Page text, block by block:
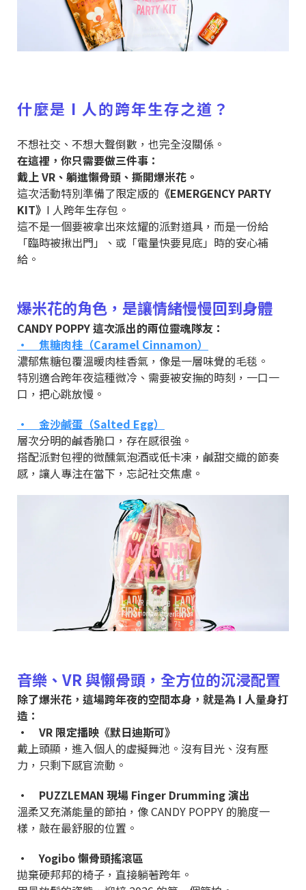
什麼是 I 人的跨年生存之道？
不想社交、不想大聲倒數，也完全沒關係。
在這裡，你只需要做三件事：
戴上 VR、躺進懶骨頭、撕開爆米花。
這次活動特別準備了限定版的 《EMERGENCY PARTY
KIT》 I 人跨年生存包。
這不是一個要被拿出來炫耀的派對道具，而是一份給
「臨時被揪出門」、或「電量快要見底」時的安心補
給。
爆米花的角色，是讓情緒慢慢回到身體
CANDY POPPY 這次派出的兩位靈魂隊友：
• 焦糖肉桂（Caramel Cinnamon）
濃郁焦糖包覆溫暖肉桂香氣，像是一層味覺的毛毯。
特別適合跨年夜這種微冷、需要被安撫的時刻，一口一
口，把心跳放慢。
• 金沙鹹蛋（Salted Egg）
層次分明的鹹香脆口，存在感很強。
搭配派對包裡的微醺氣泡酒或低卡凍，鹹甜交織的節奏
感，讓人專注在當下，忘記社交焦慮。
音樂、VR 與懶骨頭，全方位的沉浸配置
除了爆米花，這場跨年夜的空間本身，就是為 I 人量身打
造：
• VR 限定播映《默日迪斯可》
戴上頭顯，進入個人的虛擬舞池。沒有目光、沒有壓
力，只剩下感官流動。
• PUZZLEMAN 現場 Finger Drumming 演出
溫柔又充滿能量的節拍，像 CANDY POPPY 的脆度一
樣，敲在最舒服的位置。
• Yogibo 懶骨頭搖滾區
拋棄硬邦邦的椅子，直接躺著跨年。